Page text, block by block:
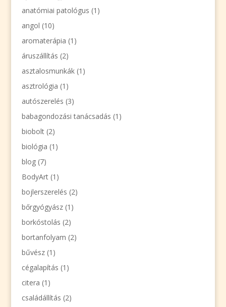
anatómiai patológus (1)
angol (10)
aromaterápia (1)
áruszállítás (2)
asztalosmunkák(1)
asztrológia (1)
autószerelés (3)
babagondozási tanácsadás (1)
biobolt(2)
biológia (1)
blog(7)
BodyArt(1)
bojlerszerelés (2)
bőrgyógyász(1)
borkóstolás (2)
bortanfolyam (2)
bűvész(1)
cégalapítás (1)
citera (1)
családállítás (2)